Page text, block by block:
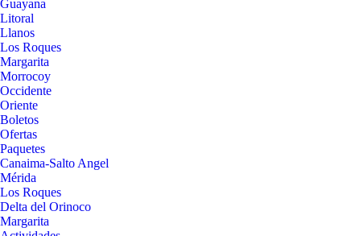
Guayana
Litoral
Llanos
Los Roques
Margarita
Morrocoy
Occidente
Oriente
Boletos
Ofertas
Paquetes
Canaima-Salto Angel
Mérida
Los Roques
Delta del Orinoco
Margarita